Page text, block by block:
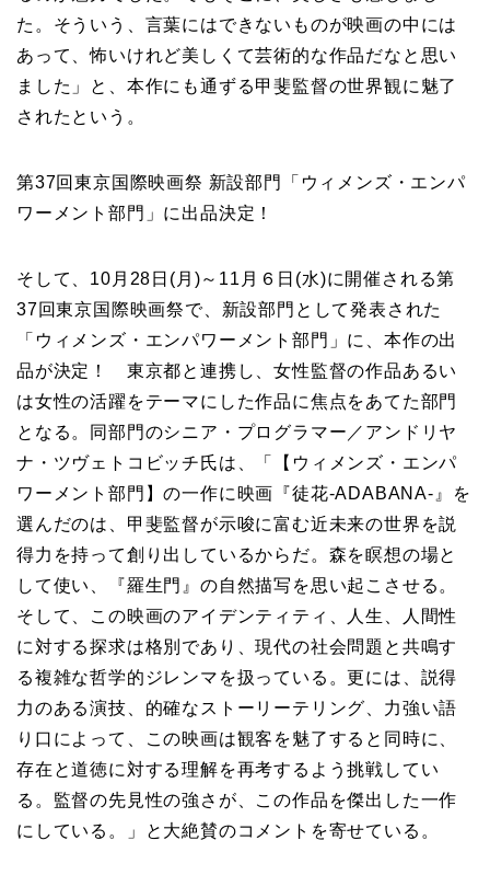
た。そういう、言葉にはできないものが映画の中には
あって、怖いけれど美しくて芸術的な作品だなと思い
ました」と、本作にも通ずる甲斐監督の世界観に魅了
されたという。
第37回東京国際映画祭 新設部門「ウィメンズ・エンパ
ワーメント部門」に出品決定！
そして、10月28日(月)～11月６日(水)に開催される第
37回東京国際映画祭で、新設部門として発表された
「ウィメンズ・エンパワーメント部門」に、本作の出
品が決定！ 東京都と連携し、女性監督の作品あるい
は女性の活躍をテーマにした作品に焦点をあてた部門
となる。同部門のシニア・プログラマー／アンドリヤ
ナ・ツヴェトコビッチ氏は、「【ウィメンズ・エンパ
ワーメント部門】の一作に映画『徒花-ADABANA-』を
選んだのは、甲斐監督が示唆に富む近未来の世界を説
得力を持って創り出しているからだ。森を瞑想の場と
して使い、『羅生門』の自然描写を思い起こさせる。
そして、この映画のアイデンティティ、人生、人間性
に対する探求は格別であり、現代の社会問題と共鳴す
る複雑な哲学的ジレンマを扱っている。更には、説得
力のある演技、的確なストーリーテリング、力強い語
り口によって、この映画は観客を魅了すると同時に、
存在と道徳に対する理解を再考するよう挑戦してい
る。監督の先見性の強さが、この作品を傑出した一作
にしている。」と大絶賛のコメントを寄せている。